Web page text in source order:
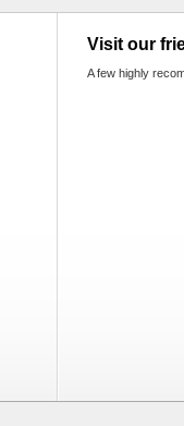
Visit our
A few highly